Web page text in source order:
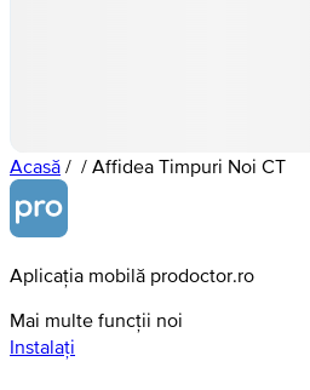
Acasă / / Affidea Timpuri Noi CT
Aplicația mobilă prodoctor.ro
Mai multe funcții noi
Instalați